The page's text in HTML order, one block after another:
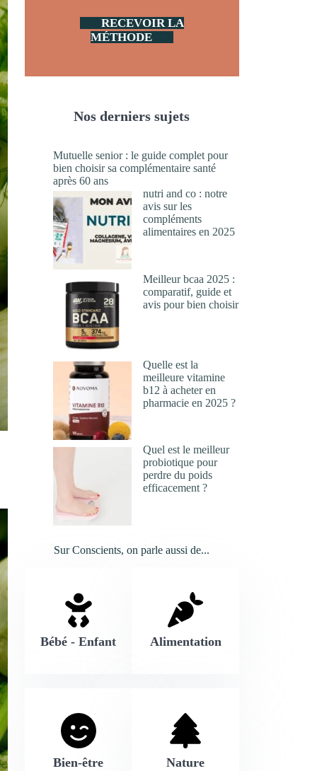
RECEVOIR LA
MÉTHODE
Nos derniers sujets
Mutuelle senior : le guide complet pour
bien choisir sa complémentaire santé
après 60 ans
nutri and co : notre
avis sur les
compléments
alimentaires en 2025
Meilleur bcaa 2025 :
comparatif, guide et
avis pour bien choisir
Quelle est la
meilleure vitamine
b12 à acheter en
pharmacie en 2025 ?
Quel est le meilleur
probiotique pour
perdre du poids
efficacement ?
Sur Conscients, on parle aussi de...
Bébé - Enfant Alimentation
Bien-être Nature